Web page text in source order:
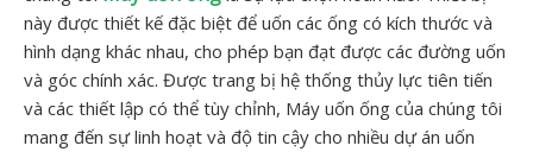
này được thiết kế đặc biệt để uốn các ống có kích thước và
hình dạng khác nhau, cho phép bạn đạt được các đường uốn
và góc chính xác. Được trang bị hệ thống thủy lực tiên tiến
và các thiết lập có thể tùy chỉnh, Máy uốn ống của chúng tôi
mang đến sự linh hoạt và độ tin cậy cho nhiều dự án uốn